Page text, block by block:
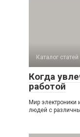
Каталог статей
Когда
работой
Мир электроники
людей с